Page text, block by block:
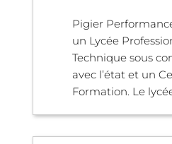
Pigier
un Lycée
Technique sous
avec l’état et un
Formation. Le